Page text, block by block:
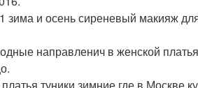
и осень сиреневый макияж
направленич в женской